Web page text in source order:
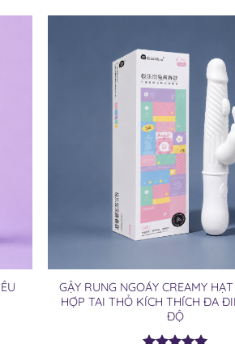
GẬY RUNG NGOÁY CREAMY
HỢP TAI THỎ KÍCH THÍCH ĐA
ĐỘ